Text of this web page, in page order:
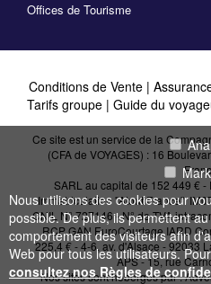
Offices de Tourisme
Conditions de Vente|
Tarifs groupe | Guide du
Ce site est un service de la
(CFA de VOYAGES) : 16
SARL au capital de 152 449 €
Immatriculation "Atout France":
CNIL N° 727146 - N° de TVA
RCP GAN EuroCourtage IARD
225,4 € - 4-6, av. d'Alsace - 92033
APS - 15, rue
Nos sites sont hébergés par :
Nous utilisons des cookies pour
possible. De plus, ils permettent
comportement des visiteurs afin
Web pour tous les utilisateurs.
consultez nos Règles de